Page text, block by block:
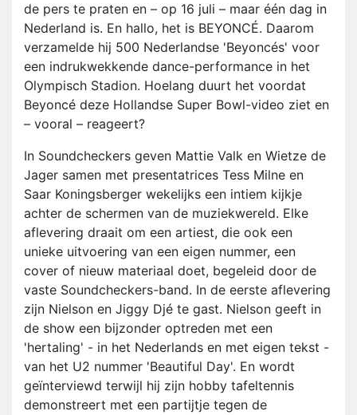
de pers te praten en – op 16 juli – maar één dag in
Nederland is. En hallo, het is BEYONCÉ. Daarom
verzamelde hij 500 Nederlandse 'Beyoncés' voor
een indrukwekkende dance-performance in het
Olympisch Stadion. Hoelang duurt het voordat
Beyoncé deze Hollandse Super Bowl-video ziet en
– vooral – reageert?
In Soundcheckers geven Mattie Valk en Wietze de
Jager samen met presentatrices Tess Milne en
Saar Koningsberger wekelijks een intiem kijkje
achter de schermen van de muziekwereld. Elke
aflevering draait om een artiest, die ook een
unieke uitvoering van een eigen nummer, een
cover of nieuw materiaal doet, begeleid door de
vaste Soundcheckers-band. In de eerste aflevering
zijn Nielson en Jiggy Djé te gast. Nielson geeft in
de show een bijzonder optreden met een
'hertaling' - in het Nederlands en met eigen tekst -
van het U2 nummer 'Beautiful Day'. En wordt
geïnterviewd terwijl hij zijn hobby tafeltennis
demonstreert met een partijtje tegen de